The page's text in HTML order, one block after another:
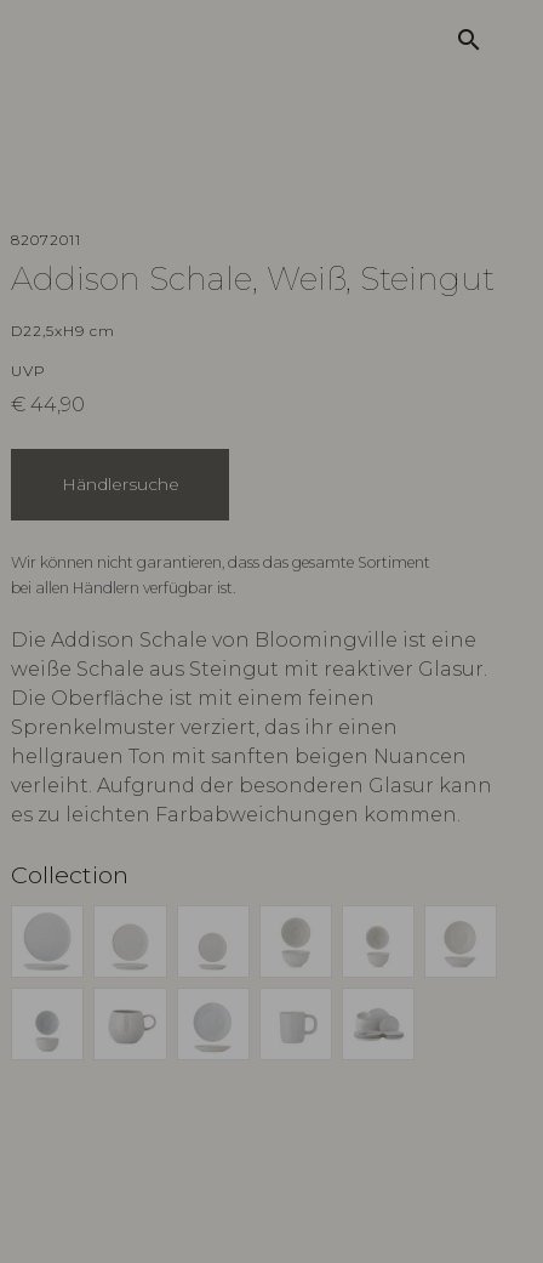
search
82072011
Addison Schale, Weiß, Steingut
D22,5xH9 cm
UVP
€ 44,90
Händlersuche
Wir können nicht garantieren, dass das gesamte Sortiment
bei allen Händlern verfügbar ist.
Die Addison Schale von Bloomingville ist eine
weiße Schale aus Steingut mit reaktiver Glasur.
Die Oberfläche ist mit einem feinen
Sprenkelmuster verziert, das ihr einen
hellgrauen Ton mit sanften beigen Nuancen
verleiht. Aufgrund der besonderen Glasur kann
es zu leichten Farbabweichungen kommen.
Collection